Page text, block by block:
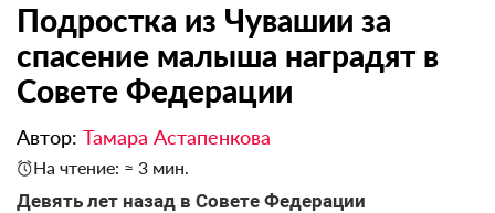
Подростка из Чувашии за
спасение малыша наградят в
Совете Федерации
Автор: Тамара Астапенкова
На чтение: ≈ 3 мин.
Девять лет назад в Совете Федерации